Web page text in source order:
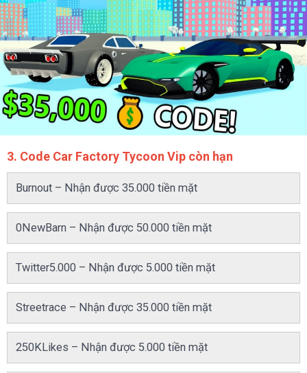
3. Code Car Factory Tycoon Vip còn hạn
Burnout – Nhận được 35.000 tiền mặt
0NewBarn – Nhận được 50.000 tiền mặt
Twitter5.000 – Nhận được 5.000 tiền mặt
Streetrace – Nhận được 35.000 tiền mặt
250KLikes – Nhận được 5.000 tiền mặt